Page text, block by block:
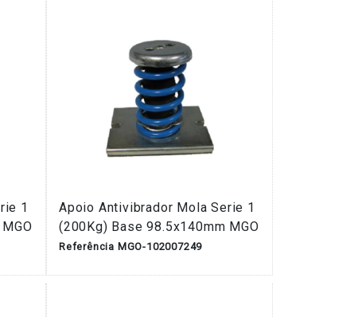
1
Apoio Antivibrador Mola Serie 1
(200Kg) Base 98.5x140mm MGO
Referência MGO-102007249